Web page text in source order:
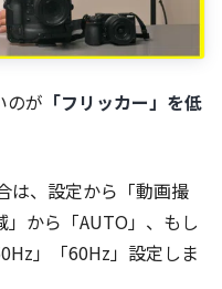
のが 「フリッカー」を低
は、設定から「動画撮
から「AUTO」、もし
」「60Hz」設定しま